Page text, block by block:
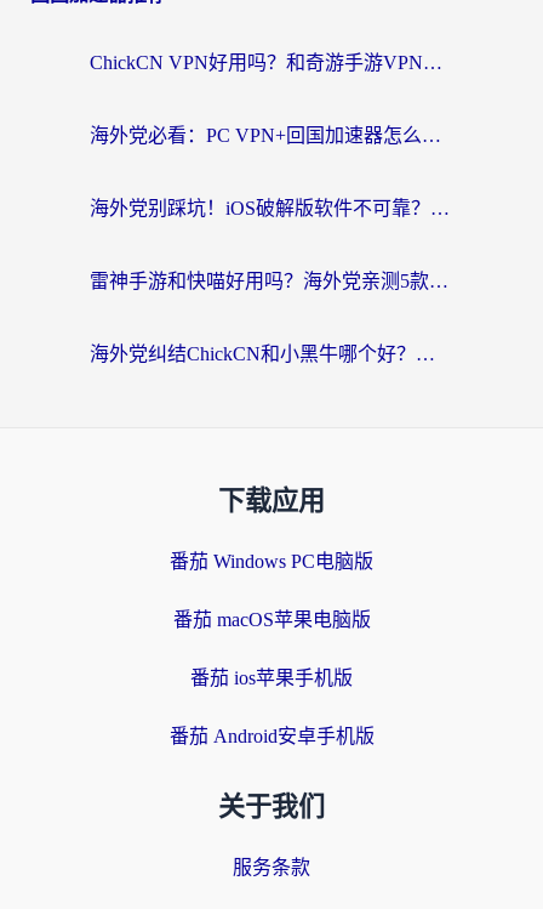
ChickCN VPN好用吗？和奇游手游VPN对比哪个回国效果更好？海外党亲测实用指南
海外党必看：PC VPN+回国加速器怎么选？无缝访问国内资源全攻略
海外党别踩坑！iOS破解版软件不可靠？教你选对回国加速器无缝看国内资源
雷神手游和快喵好用吗？海外党亲测5款回国加速器，附斧牛Bling对比+微信视频号解决办法
海外党纠结ChickCN和小黑牛哪个好？一篇帮你选对回国加速器的实用指南
下载应用
番茄 Windows PC电脑版
番茄 macOS苹果电脑版
番茄 ios苹果手机版
番茄 Android安卓手机版
关于我们
服务条款